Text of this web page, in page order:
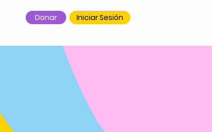
Donar Iniciar Sesión